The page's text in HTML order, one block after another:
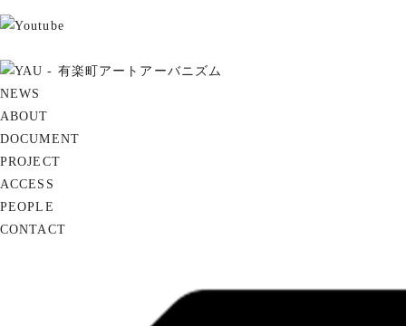
NEWS
ABOUT
DOCUMENT
PROJECT
ACCESS
PEOPLE
CONTACT